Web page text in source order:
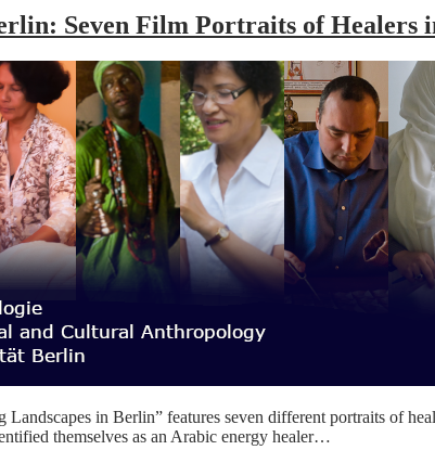
Seven Film Portraits of Healers
in Berlin” features seven different portraits of
themselves as an Arabic energy healer…